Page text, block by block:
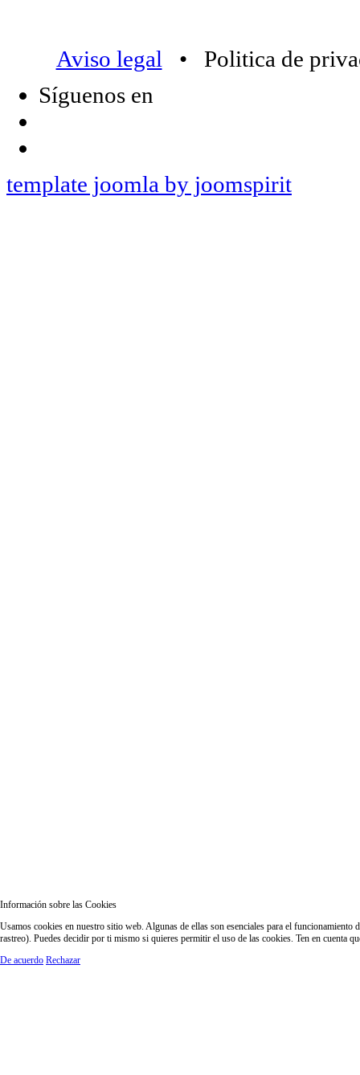
Aviso legal • Politica de
Síguenos en
template joomla by joomspirit
Información sobre las Cookies
Usamos cookies en nuestro sitio web. Algunas de ellas son esenciales para el
rastreo). Puedes decidir por ti mismo si quieres permitir el uso de las cookies. Ten en cuenta
De acuerdo Rechazar